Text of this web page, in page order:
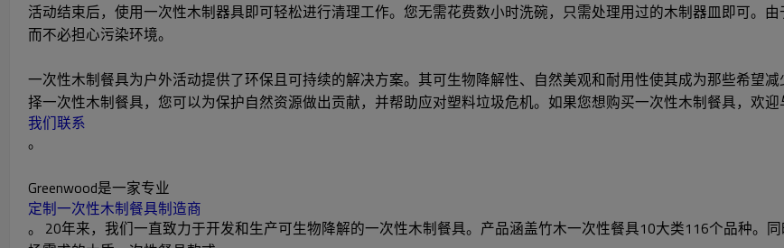
活动结束后，使用一次性木制器具即可轻松进行清理工作。您无需花费数小时洗碗，只需处理用过的木制器皿即可。
而不必担心污染环境。
一次性木制餐具为户外活动提供了环保且可持续的解决方案。其可生物降解性、自然美观和耐用性使其成为那些希望
择一次性木制餐具，您可以为保护自然资源做出贡献，并帮助应对塑料垃圾危机。如果您想购买一次性木制餐具，欢迎
我们联系
。
Greenwood是一家专业
定制一次性木制餐具制造商
。 20年来，我们一直致力于开发和生产可生物降解的一次性木制餐具。产品涵盖竹木一次性餐具10大类116个品种。